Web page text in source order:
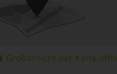
Großansicht der Karte